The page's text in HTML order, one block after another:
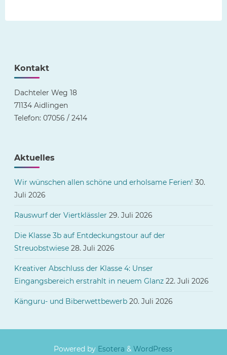
Kontakt
Dachteler Weg 18
71134 Aidlingen
Telefon: 07056 / 2414
Aktuelles
Wir wünschen allen schöne und erholsame Ferien! 30.
Juli 2026
Rauswurf der Viertklässler 29. Juli 2026
Die Klasse 3b auf Entdeckungstour auf der
Streuobstwiese 28. Juli 2026
Kreativer Abschluss der Klasse 4: Unser
Eingangsbereich erstrahlt in neuem Glanz 22. Juli 2026
Känguru- und Biberwettbewerb 20. Juli 2026
Powered byEsotera & WordPress.